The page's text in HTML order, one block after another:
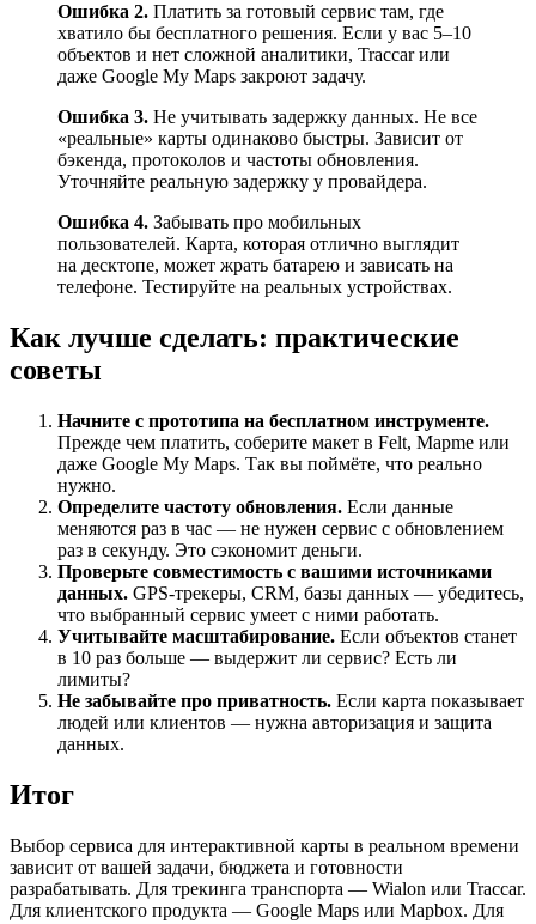
Ошибка 2. Платить за готовый сервис там, где
хватило бы бесплатного решения. Если у вас 5–10
объектов и нет сложной аналитики, Traccar или
даже Google My Maps закроют задачу.
Ошибка 3. Не учитывать задержку данных. Не все
«реальные» карты одинаково быстры. Зависит от
бэкенда, протоколов и частоты обновления.
Уточняйте реальную задержку у провайдера.
Ошибка 4. Забывать про мобильных
пользователей. Карта, которая отлично выглядит
на десктопе, может жрать батарею и зависать на
телефоне. Тестируйте на реальных устройствах.
Как лучше сделать: практические
советы
Начните с прототипа на бесплатном инструменте.
Прежде чем платить, соберите макет в Felt, Mapme или
даже Google My Maps. Так вы поймёте, что реально
нужно.
Определите частоту обновления. Если данные
меняются раз в час — не нужен сервис с обновлением
раз в секунду. Это сэкономит деньги.
Проверьте совместимость с вашими источниками
данных. GPS-трекеры, CRM, базы данных — убедитесь,
что выбранный сервис умеет с ними работать.
Учитывайте масштабирование. Если объектов станет
в 10 раз больше — выдержит ли сервис? Есть ли
лимиты?
Не забывайте про приватность. Если карта показывает
людей или клиентов — нужна авторизация и защита
данных.
Итог
Выбор сервиса для интерактивной карты в реальном времени
зависит от вашей задачи, бюджета и готовности
разрабатывать. Для трекинга транспорта — Wialon или Traccar.
Для клиентского продукта — Google Maps или Mapbox. Для